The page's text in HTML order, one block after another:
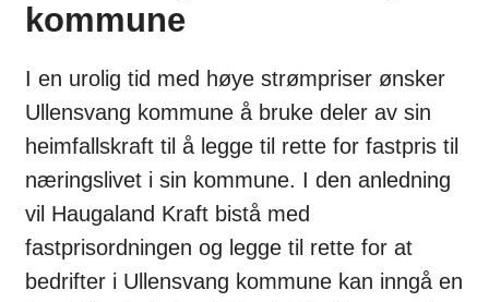
kommune
I en urolig tid med høye strømpriser ønsker
Ullensvang kommune å bruke deler av sin
heimfallskraft til å legge til rette for fastpris til
næringslivet i sin kommune. I den anledning
vil Haugaland Kraft bistå med
fastprisordningen og legge til rette for at
bedrifter i Ullensvang kommune kan inngå en